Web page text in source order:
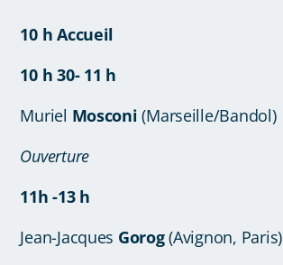
10 h Accueil
10 h 30- 11 h
Muriel Mosconi(Marseille/Bandol)
Ouverture
11h -13 h
Jean-Jacques Gorog(Avignon, Paris)